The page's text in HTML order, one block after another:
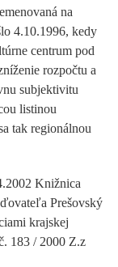
na
4.10.1996, kedy
centrum pod
rozpočtu a
subjektivitu
listinou
tak regionálnou
Knižnica
Prešovský
krajskej
183 / 2000 Z.z